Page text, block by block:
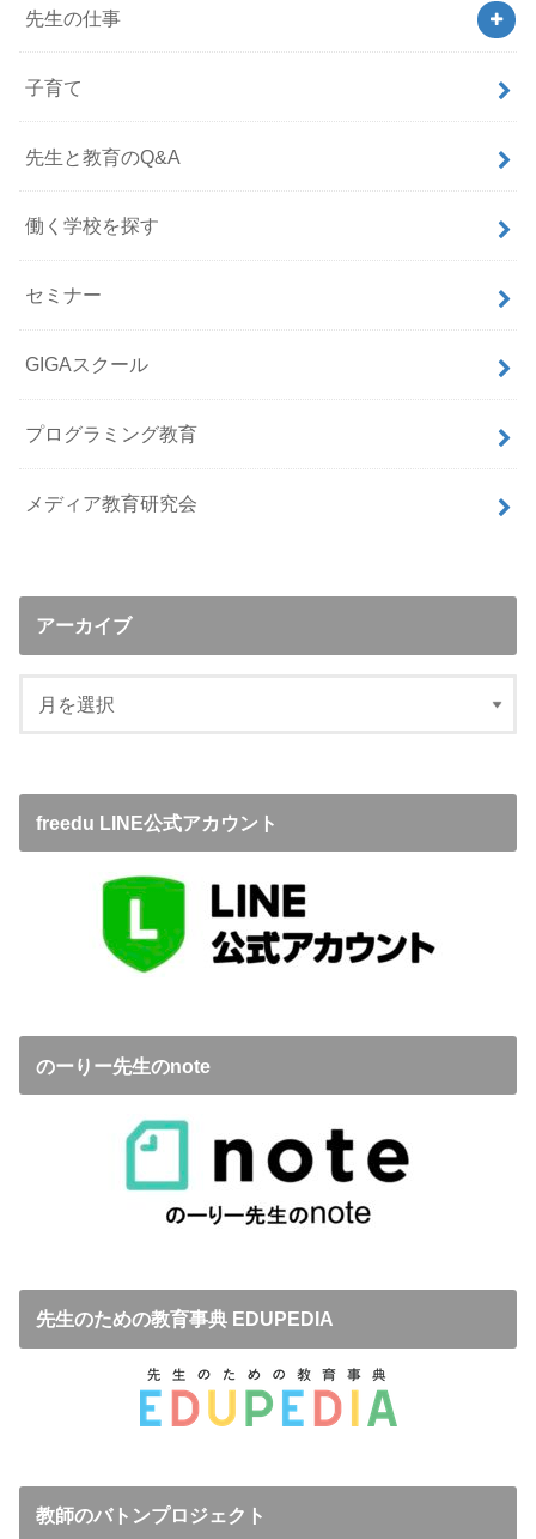
先生の仕事
子育て
先生と教育のQ&A
働く学校を探す
セミナー
GIGAスクール
プログラミング教育
メディア教育研究会
アーカイブ
freedu LINE公式アカウント
のーりー先生のnote
先生のための教育事典 EDUPEDIA
教師のバトンプロジェクト